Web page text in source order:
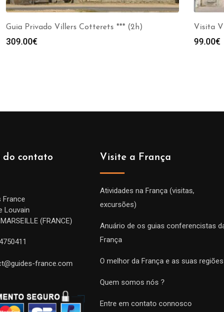
Guia Privado Villers Cotterets *** (2h)
309.00€
Visita
99.00€
do contato
France
Louvain
(FRANCE)
france.com
Visite a França
Atividades na França (visitas,
excursões)
Anuário de os guias conferencistas
França
O melhor da França e as suas regiões
Quem somos nós ?
Entre em contato connosco